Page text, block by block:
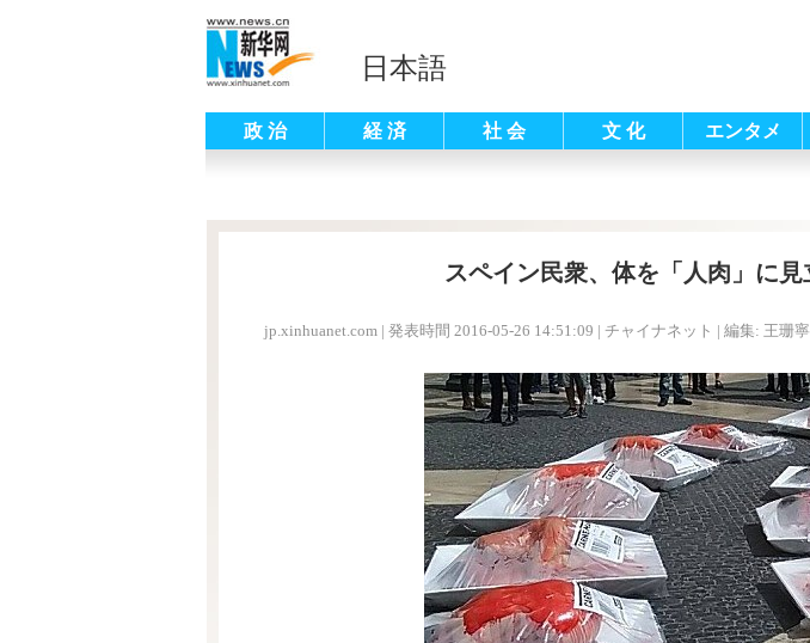
日本語
政 治 経 済 社 会 文 化 エンタメ
スペイン民衆、体を「人肉」に
jp.xinhuanet.com | 発表時間 2016-05-26 14:51:09 | チャイナネット | 編集: 王珊寧